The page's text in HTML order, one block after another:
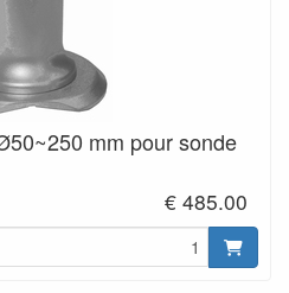
mm pour sonde
€ 485.00